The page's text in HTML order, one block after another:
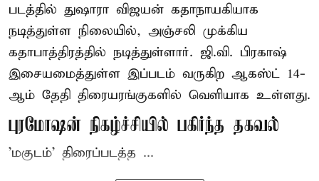
படத்தில் துஷாரா விஜயன் கதாநாயகியாக
நடித்துள்ள நிலையில், அஞ்சலி முக்கிய
கதாபாத்திரத்தில் நடித்துள்ளார். ஜி.வி. பிரகாஷ்
இசையமைத்துள்ள இப்படம் வருகிற ஆகஸ்ட் 14-
ஆம் தேதி திரையரங்குகளில் வெளியாக உள்ளது.
புரமோஷன் நிகழ்ச்சியில் பகிர்ந்த தகவல்
'மகுடம்' திரைப்படத்த ...